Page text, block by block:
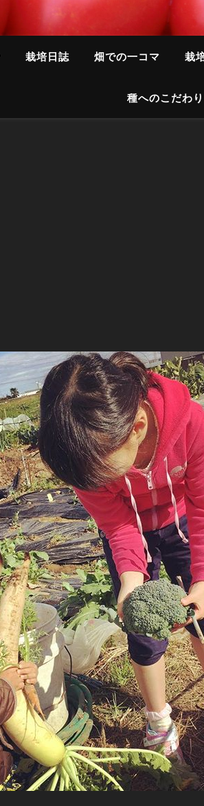
栽培日誌 畑での一コマ 栽
種へのこだわり